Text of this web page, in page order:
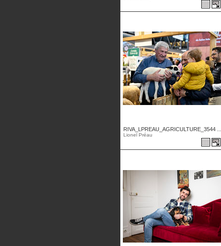
RIVA_LPREAU_AGRICULTURE_3544 ...
Lionel Préau